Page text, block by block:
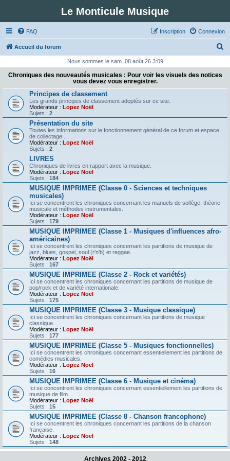
Le Monticule Musique
FAQ Connexion
Inscription
Accueil du forum
c
Nous sommes le sam. 08 août 26 3:09
Chroniques des nouveautés musicales : Pour voir les visuels des notices
vous devez vous enregistrer.
Principes de classement
Les grands principes de classement adoptés sur ce site.
Modérateur : Lopez Noël
Sujets : 2
Présentation du site
Toutes les informations sur le fonctionnement général de ce forum et espace
de collectage...
Modérateur : Lopez Noël
Sujets : 2
LIVRES
Chroniques de livres en rapport avec la musique.
Modérateur : Lopez Noël
Sujets : 184
MUSIQUE IMPRIMEE (Classe 0 - Sciences et techniques
musicales)
Ici se concentrent les chroniques concernant les manuels de solfège, théorie
musicale et méthodes instrumentales.
Modérateur : Lopez Noël
Sujets : 179
MUSIQUE IMPRIMEE (Classe 1 - Musiques d'influences afro-
américaines)
Ici se concentrent les chroniques concernant les partitions de musique de
jazz, blues, gospel, soul (r'n'b) et reggae.
Modérateur : Lopez Noël
Sujets : 167
MUSIQUE IMPRIMEE (Classe 2 - Rock et variétés)
Ici se concentrent les chroniques concernant les partitions de musique de
pop/rock et de variété internationale.
Modérateur : Lopez Noël
Sujets : 175
MUSIQUE IMPRIMEE (Classe 3 - Musique classique)
Ici se concentrent les chroniques concernant les partitions de musique
classique.
Modérateur : Lopez Noël
Sujets : 177
MUSIQUE IMPRIMEE (Classe 5 - Musiques fonctionnelles)
Ici se concentrent les chroniques concernant essentiellement les partitions de
comédies musicales.
Modérateur : Lopez Noël
Sujets : 16
MUSIQUE IMPRIMEE (Classe 6 - Musique et cinéma)
Ici se concentrent les chroniques concernant essentiellement les partitions de
musique de film.
Modérateur : Lopez Noël
Sujets : 15
MUSIQUE IMPRIMEE (Classe 8 - Chanson francophone)
Ici se concentrent les chroniques concernant les partitions de la chanson
française.
Modérateur : Lopez Noël
Sujets : 148
Archives 2002 - 2012